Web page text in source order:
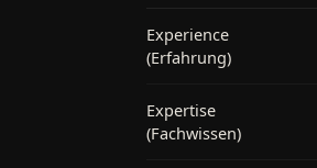
Experience
(Erfahrung)
Expertise
(Fachwissen)